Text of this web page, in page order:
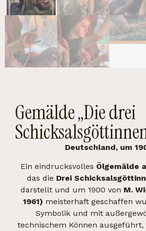
Gemälde „Die drei
Deutschland, um
Ein eindrucksvolles Ölgemälde
das die Drei
darstellt und um 1900 von M.
1961) meisterhaft geschaffen
Symbolik und mit
technischem Können